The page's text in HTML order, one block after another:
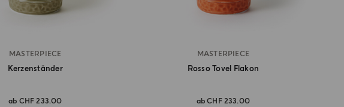
MASTERPIECE
Kerzenständer
ab CHF 233.00
MASTERPIECE
Rosso Tovel Flakon
abCHF 233.00